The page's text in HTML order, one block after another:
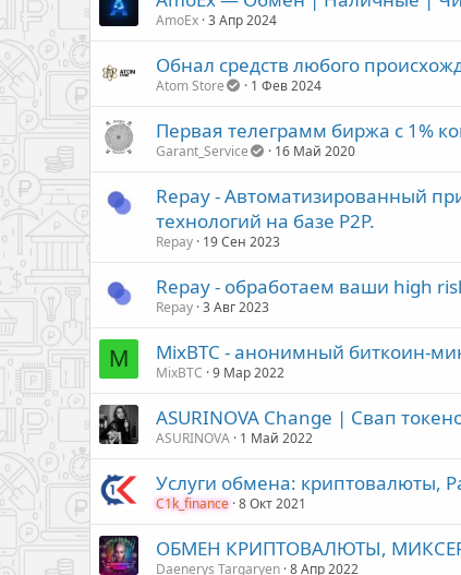
AmoEx 3 Апр 2024
Обнал средств любого
Atom Store 1 Фев 2024
Первая телеграмм биржа с 1%
Garant_Service 16 Май 2020
Repay - Автоматизированный
технологий на базе Р2P.
Repay 19 Сен 2023
Repay - обработаем ваши high
Repay 3 Авг 2023
M MixBTC - анонимный биткоин-
MixBTC 9 Мар 2022
ASURINOVA Change | Свап
ASURINOVA 1 Май 2022
Услуги обмена: криптовалюты,
C1k_finance 8 Окт 2021
ОБМЕН КРИПТОВАЛЮТЫ,
Daenerys Targaryen 8 Апр 2022